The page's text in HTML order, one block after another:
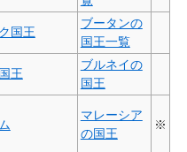
国王
ブータンの
国王一覧
王
ブルネイの
国王
マレーシア
の国王
※